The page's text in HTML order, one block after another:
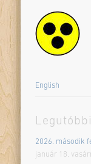
English
2026. második
január 18.